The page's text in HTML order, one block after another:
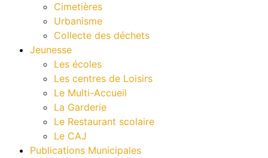
Cimetières
Urbanisme
Collecte des déchets
Jeunesse
Les écoles
Les centres de Loisirs
Le Multi-Accueil
La Garderie
Le Restaurant scolaire
Le CAJ
Publications Municipales